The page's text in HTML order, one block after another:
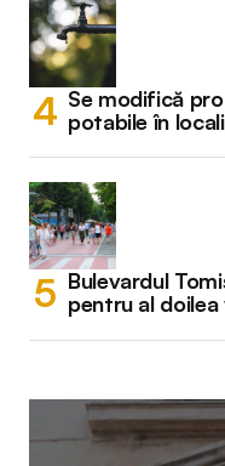
Se modifică
potabile în
Bulevardul
pentru al